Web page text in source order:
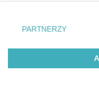
Alicja Bartnik-Krystalska
Świetny artykuł.Jak to
zmienić/wycofać
znajdujący się w
użytkownika, ale
przetwarzaniu.
PARTNERZY